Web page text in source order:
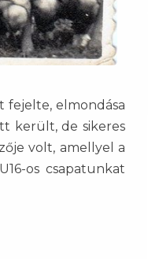
fejelte, elmondása
került, de sikeres
volt, amellyel a
os csapatunkat